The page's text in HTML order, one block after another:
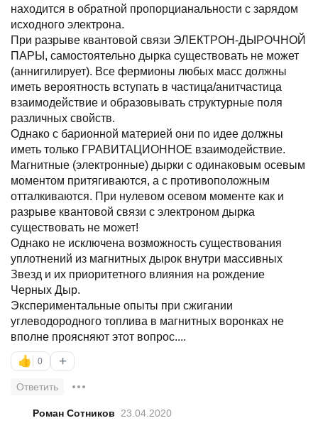
находится в обратной пропорцианальности с зарядом
исходного электрона.
При разрыве квантовой связи ЭЛЕКТРОН-ДЫРОЧНОЙ
ПАРЫ, самостоятельно дырка существовать не может
(аннигилирует). Все фермионы любых масс должны
иметь вероятность вступать в частица/анитчастица
взаимодействие и образовывать структурные поля
различных свойств.
Однако с барионной материей они по идее должны
иметь только ГРАВИТАЦИОННОЕ взаимодействие.
Магнитные (электронные) дырки с одинаковым осевым
моментом притягиваются, а с противоположным
отталкиваются. При нулевом осевом моменте как и
разрыве квантовой связи с электроном дырка
существовать не может!
Однако не исключена возможность существования
уплотнений из магнитных дырок внутри массивных
Звезд и их приоритетного влияния на рождение
Черных Дыр.
Экспериментальные опыты при сжигании
углеводородного топлива в магнитных воронках не
вполне проясняют этот вопрос....
👍 0 +
Ответить
Роман Сотников 23.04.2020